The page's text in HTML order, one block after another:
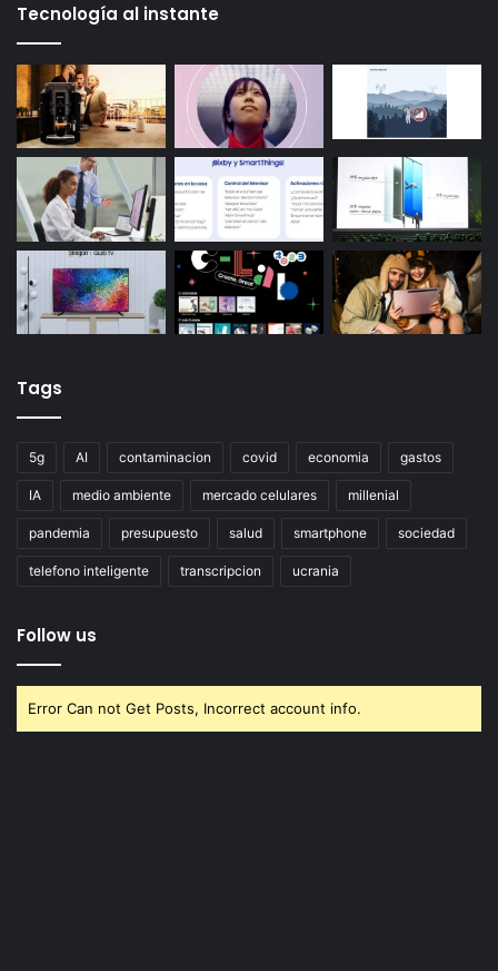
Tecnología al instante
Tags
5g AI contaminacion covid economia gastos
IA medio ambiente mercado celulares millenial
pandemia presupuesto salud smartphone sociedad
telefono inteligente transcripcion ucrania
Follow us
Error Can not Get Posts, Incorrect account info.